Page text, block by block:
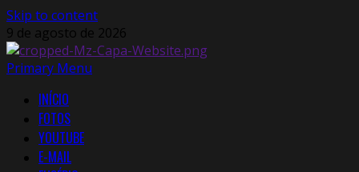
Skip to content
9 de agosto de 2026
Primary Menu
INÍCIO
FOTOS
YOUTUBE
E-MAIL